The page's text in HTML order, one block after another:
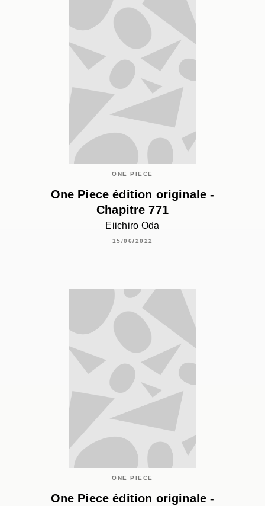
ONE PIECE
One Piece édition originale -
Chapitre 771
Eiichiro Oda
15/06/2022
ONE PIECE
One Piece édition originale -